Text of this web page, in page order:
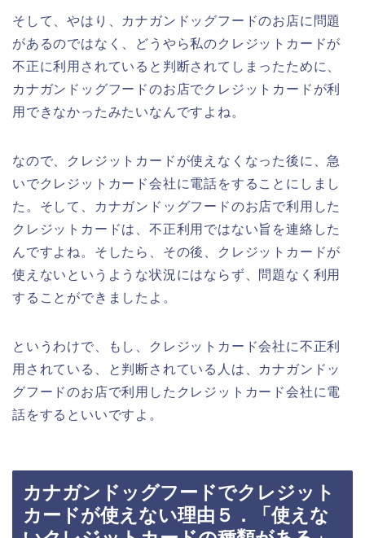
そして、やはり、カナガンドッグフードのお店に問題
があるのではなく、どうやら私のクレジットカードが
不正に利用されていると判断されてしまったために、
カナガンドッグフードのお店でクレジットカードが利
用できなかったみたいなんですよね。
なので、クレジットカードが使えなくなった後に、急
いでクレジットカード会社に電話をすることにしまし
た。そして、カナガンドッグフードのお店で利用した
クレジットカードは、不正利用ではない旨を連絡した
んですよね。そしたら、その後、クレジットカードが
使えないというような状況にはならず、問題なく利用
することができましたよ。
というわけで、もし、クレジットカード会社に不正利
用されている、と判断されている人は、カナガンドッ
グフードのお店で利用したクレジットカード会社に電
話をするといいですよ。
カナガンドッグフードでクレジット
カードが使えない理由５．「使えな